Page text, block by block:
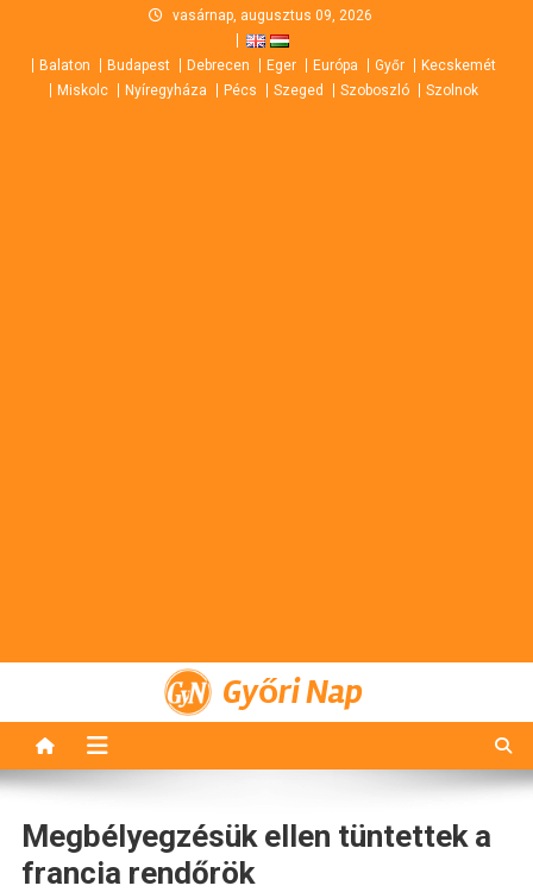
content
vasárnap, augusztus 09, 2026
Balaton Budapest Debrecen Eger Európa Győr
Kecskemét
Miskolc
Nyíregyháza Pécs Szeged Szoboszló Szolnok
Győri Nap
Megbélyegzésük ellen tüntettek a
francia rendőrök